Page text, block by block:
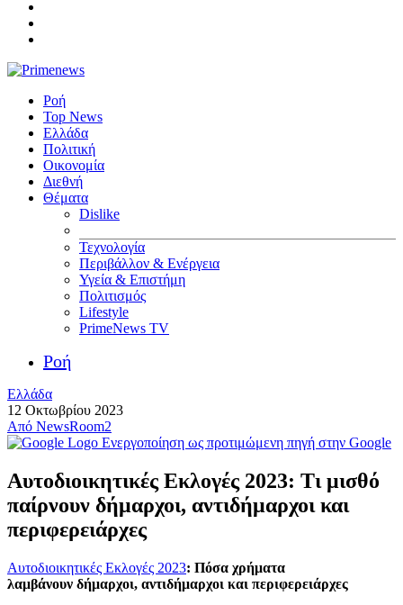
Ροή
Top News
Ελλάδα
Πολιτική
Οικονομία
Διεθνή
Θέματα
Dislike
Τεχνολογία
Περιβάλλον & Ενέργεια
Υγεία & Επιστήμη
Πολιτισμός
Lifestyle
PrimeNews TV
Ροή
Ελλάδα
12 Οκτωβρίου 2023
Από NewsRoom2
Ενεργοποίηση ως προτιμώμενη πηγή στην Google
Αυτοδιοικητικές Εκλογές 2023: Τι μισθό
παίρνουν δήμαρχοι, αντιδήμαρχοι και
περιφερειάρχες
Αυτοδιοικητικές Εκλογές 2023: Πόσα χρήματα
λαμβάνουν δήμαρχοι, αντιδήμαρχοι και περιφερειάρχες